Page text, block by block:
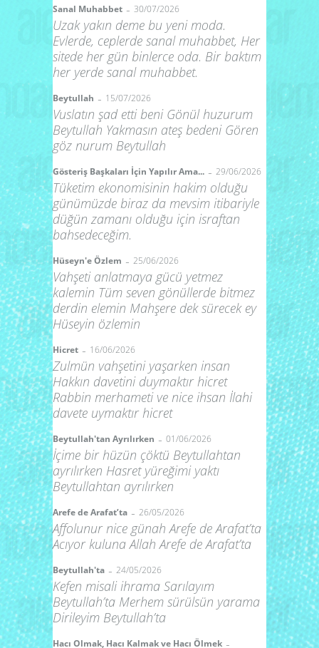
Sanal Muhabbet - 30/07/2026
Uzak yakın deme bu yeni moda.
Evlerde, ceplerde sanal muhabbet, Her
sitede her gün binlerce oda. Bir baktım
her yerde sanal muhabbet.
Beytullah - 15/07/2026
Vuslatın şad etti beni Gönül huzurum
Beytullah Yakmasın ateş bedeni Gören
göz nurum Beytullah
Gösteriş Başkaları İçin Yapılır Ama... - 29/06/2026
Tüketim ekonomisinin hakim olduğu
günümüzde biraz da mevsim itibariyle
düğün zamanı olduğu için israftan
bahsedeceğim.
Hüseyn'e Özlem - 25/06/2026
Vahşeti anlatmaya gücü yetmez
kalemin Tüm seven gönüllerde bitmez
derdin elemin Mahşere dek sürecek ey
Hüseyin özlemin
Hicret - 16/06/2026
Zulmün vahşetini yaşarken insan
Hakkın davetini duymaktır hicret
Rabbin merhameti ve nice ihsan İlahi
davete uymaktır hicret
Beytullah'tan Ayrılırken - 01/06/2026
İçime bir hüzün çöktü Beytullahtan
ayrılırken Hasret yüreğimi yaktı
Beytullahtan ayrılırken
Arefe de Arafat’ta - 26/05/2026
Affolunur nice günah Arefe de Arafat’ta
Acıyor kuluna Allah Arefe de Arafat’ta
Beytullah'ta - 24/05/2026
Kefen misali ihrama Sarılayım
Beytullah’ta Merhem sürülsün yarama
Dirileyim Beytullah’ta
Hacı Olmak, Hacı Kalmak ve Hacı Ölmek -